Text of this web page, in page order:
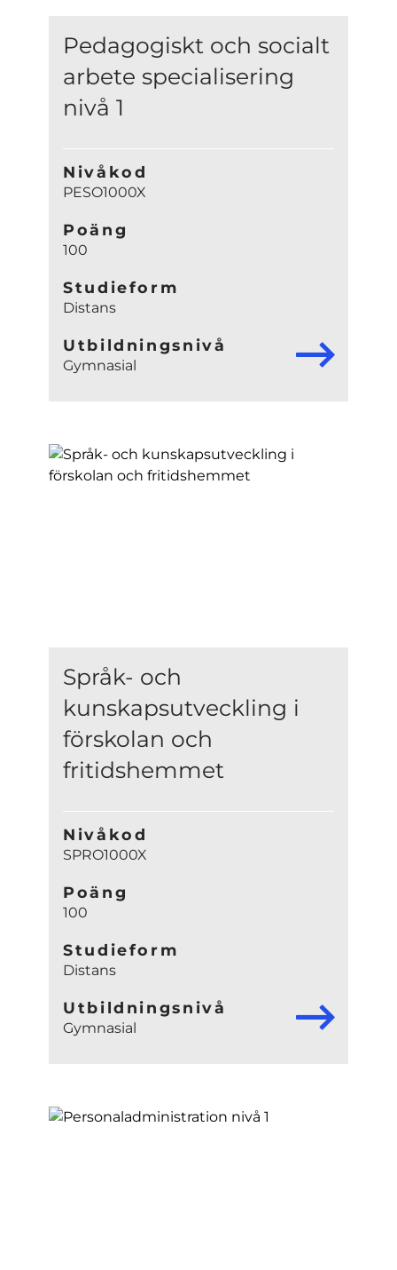
Pedagogiskt och socialt
arbete specialisering
nivå 1
Nivåkod
PESO1000X
Poäng
100
Studieform
Distans
Utbildningsnivå
Gymnasial
Språk- och
kunskapsutveckling i
förskolan och
fritidshemmet
Nivåkod
SPRO1000X
Poäng
100
Studieform
Distans
Utbildningsnivå
Gymnasial